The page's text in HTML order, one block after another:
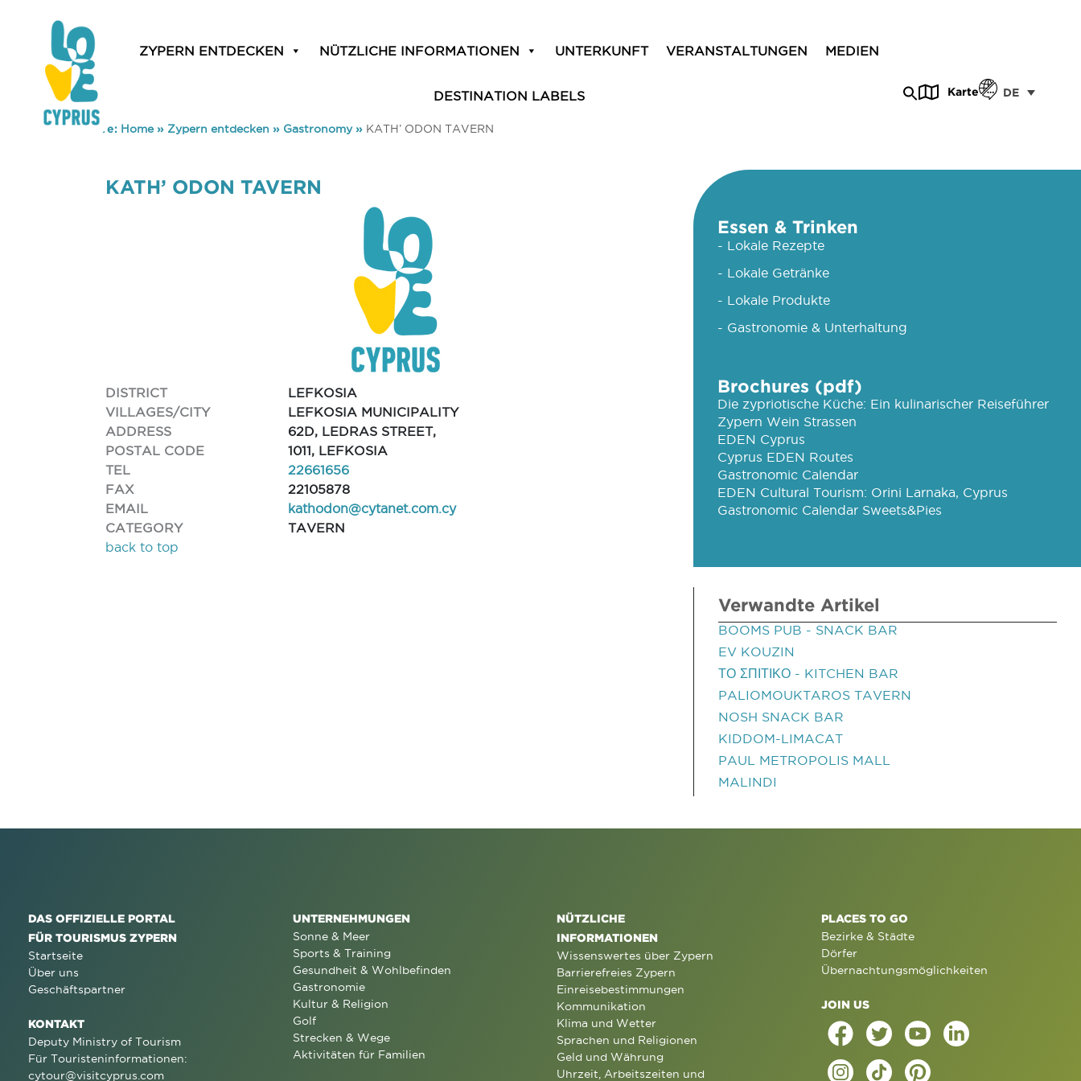
ZYPERN ENTDECKEN NÜTZLICHE INFORMATIONEN UNTERKUNFT VERANSTALTUNGEN MEDIEN
DESTINATION LABELS Karte DE
You are here: Home» Zypern entdecken » Gastronomy» KATH’ ODON TAVERN
KATH’ ODON TAVERN
DISTRICT
LEFKOSIA
VILLAGES/CITY
LEFKOSIA MUNICIPALITY
ADDRESS
62D, LEDRAS STREET,
POSTAL CODE
1011, LEFKOSIA
TEL
22661656
FAX
22105878
EMAIL
kathodon@cytanet.com.cy
CATEGORY
TAVERN
back to top
Essen & Trinken
- Lokale Rezepte
- Lokale Getränke
- Lokale Produkte
- Gastronomie & Unterhaltung
Brochures (pdf)
Die zypriotische Küche: Ein kulinarischer Reiseführer
Zypern Wein Strassen
EDEN Cyprus
Cyprus EDEN Routes
Gastronomic Calendar
EDEN Cultural Tourism: Orini Larnaka, Cyprus
Gastronomic Calendar Sweets&Pies
Verwandte Artikel
BOOMS PUB - SNACK BAR
EV KOUZIN
ΤΟ ΣΠΙΤΙΚΟ - KITCHEN BAR
PALIOMOUKTAROS TAVERN
NOSH SNACK BAR
KIDDOM-LIMACAT
PAUL METROPOLIS MALL
MALINDI
DAS OFFIZIELLE PORTAL
FÜR TOURISMUS ZYPERN
Startseite
Über uns
Geschäftspartner
KONTAKT
Deputy Ministry of Tourism
Für Touristeninformationen:
cytour@visitcyprus.com
UNTERNEHMUNGEN
Sonne & Meer
Sports & Training
Gesundheit & Wohlbefinden
Gastronomie
Kultur & Religion
Golf
Strecken & Wege
Aktivitäten für Familien
NÜTZLICHE
INFORMATIONEN
Wissenswertes über Zypern
Barrierefreies Zypern
Einreisebestimmungen
Kommunikation
Klima und Wetter
Sprachen und Religionen
Geld und Währung
Uhrzeit, Arbeitszeiten und
PLACES TO GO
Bezirke & Städte
Dörfer
Übernachtungsmöglichkeiten
JOIN US